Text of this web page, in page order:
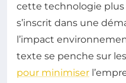
cette technologie plus
s’inscrit dans une
l’impact
texte se penche sur
pour minimiser